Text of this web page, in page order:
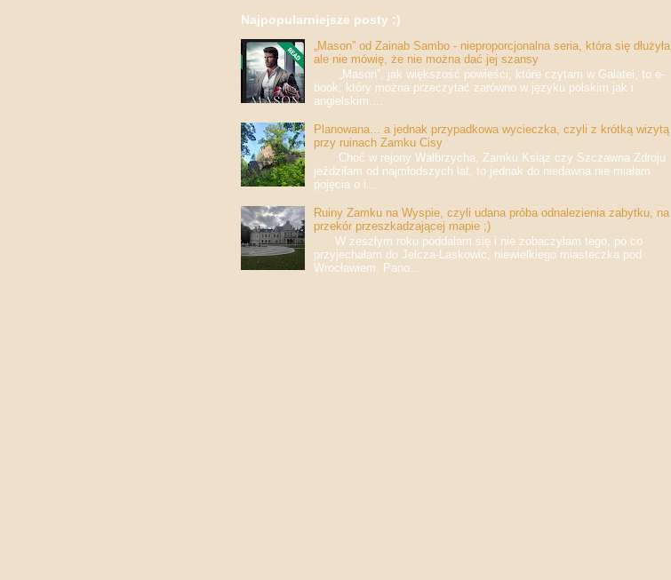
Najpopularniejsze posty :)
„Mason” od Zainab Sambo - nieproporcjonalna seria, która się dłużyła,
ale nie mówię, że nie można dać jej szansy
„Mason”, jak większość powieści, które czytam w Galatei, to e-
book, który można przeczytać zarówno w języku polskim jak i
angielskim....
Planowana... a jednak przypadkowa wycieczka, czyli z krótką wizytą
przy ruinach Zamku Cisy
Choć w rejony Wałbrzycha, Zamku Książ czy Szczawna Zdroju
jeździłam od najmłodszych lat, to jednak do niedawna nie miałam
pojęcia o i...
Ruiny Zamku na Wyspie, czyli udana próba odnalezienia zabytku, na
przekór przeszkadzającej mapie ;)
W zeszłym roku poddałam się i nie zobaczyłam tego, po co
przyjechałam do Jelcza-Laskowic, niewielkiego miasteczka pod
Wrocławiem. Pano...